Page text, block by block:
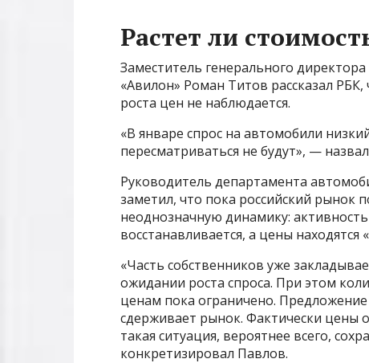
Растет ли
Заместитель генерального
«Авилон» Роман Титов рассказал
роста цен не наблюдается.
«В январе спрос на автомобили
пересматриваться не будут», —
Руководитель департамента
заметил, что пока российский рынок
неоднозначную динамику:
восстанавливается, а цены
«Часть собственников уже
ожидании роста спроса. При этом
ценам пока ограничено.
сдерживает рынок. Фактически цены
такая ситуация, вероятнее всего,
конкретизировал Павлов.